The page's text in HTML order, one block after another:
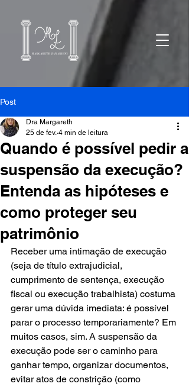
Post
Quando é possível pedir a
suspensão da execução?
Entenda as hipóteses e
como proteger seu
patrimônio
Dra Margareth
25 de fev. 4 min de leitura
Receber uma intimação de execução
(seja de título extrajudicial,
cumprimento de sentença, execução
fiscal ou execução trabalhista) costuma
gerar uma dúvida imediata: é possível
parar o processo temporariamente? Em
muitos casos, sim. A suspensão da
execução pode ser o caminho para
ganhar tempo, organizar documentos,
evitar atos de constrição (como